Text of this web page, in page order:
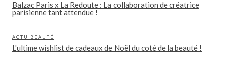
Balzac Paris x La Redoute : La collaboration de créatrice
parisienne tant attendue !
ACTU BEAUTÉ
L'ultime wishlist de cadeaux de Noël du coté de la beauté !